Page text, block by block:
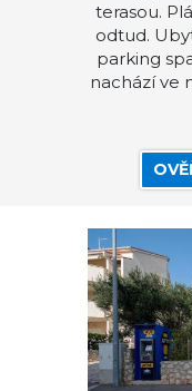
terasou.
odtud.
parking
nachází ve